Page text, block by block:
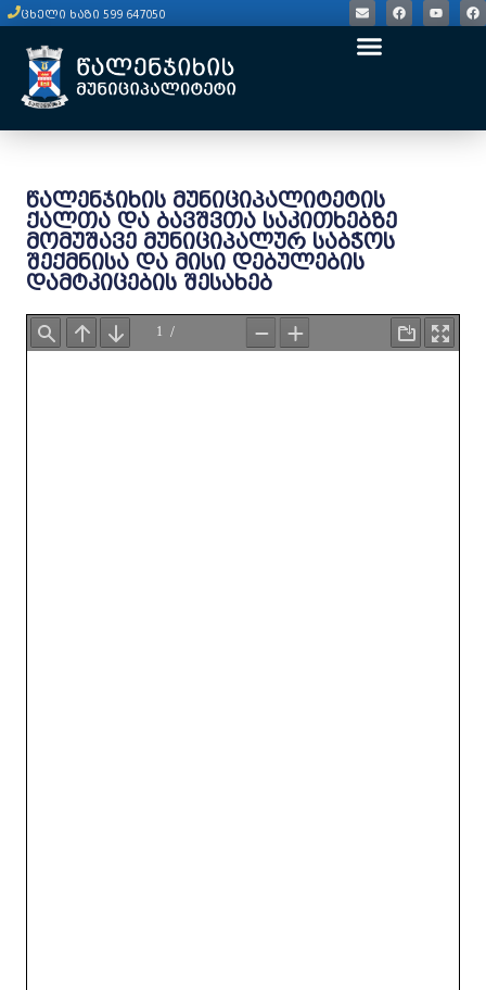
ცხელი ხაზი 599 647050
წალენჯიხის მუნიციპალიტეტის
ქალთა და ბავშვთა საკითხებზე
მომუშავე მუნიციპალურ საბჭოს
შექმნისა და მისი დებულების
დამტკიცების შესახებ